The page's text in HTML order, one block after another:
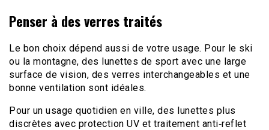
Penser à des verres traités
Le bon choix dépend aussi de votre usage. Pour le ski
ou la montagne, des lunettes de sport avec une large
surface de vision, des verres interchangeables et une
bonne ventilation sont idéales.
Pour un usage quotidien en ville, des lunettes plus
discrètes avec protection UV et traitement anti‑reflet